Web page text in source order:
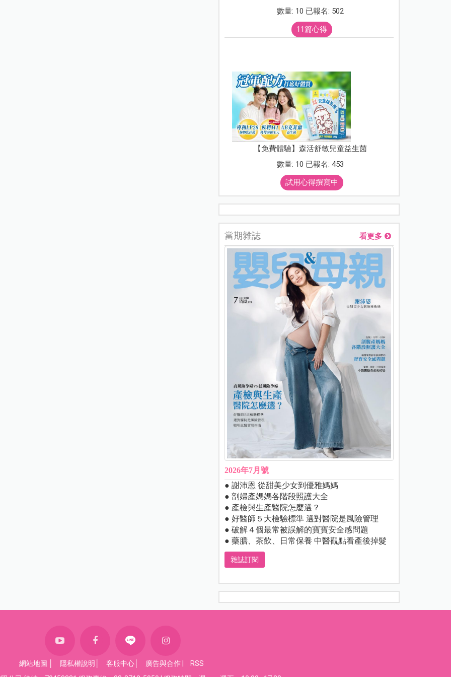
數量: 10 已報名: 502
11篇心得
【免費體驗】森活舒敏兒童益生菌
數量: 10 已報名: 453
試用心得撰寫中
當期雜誌 看更多
2026年7月號
● 謝沛恩 從甜美少女到優雅媽媽
● 剖婦產媽媽各階段照護大全
● 產檢與生產醫院怎麼選？
● 好醫師５大檢驗標準 選對醫院是風險管理
● 破解４個最常被誤解的寶寶安全感問題
● 藥膳、茶飲、日常保養 中醫觀點看產後掉髮
雜誌訂閱
網站地圖 隱私權說明 客服中心 廣告與合作
RSS